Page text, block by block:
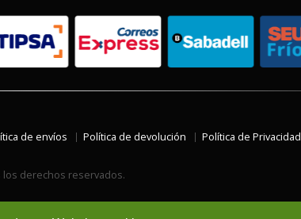
de envíos Política de devolución Política de Privacidad
los derechos reservados.